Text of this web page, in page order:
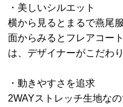
・美しいシルエット
横から見るとまるで燕尾
面からみるとフレアコー
は、デザイナーがこだわ
・動きやすさを追求
2WAYストレッチ生地な